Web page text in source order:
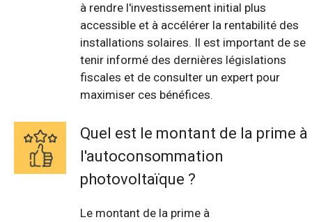
à rendre l'investissement initial plus
accessible et à accélérer la rentabilité des
installations solaires. Il est important de se
tenir informé des dernières législations
fiscales et de consulter un expert pour
maximiser ces bénéfices.
Quel est le montant de la prime à
l'autoconsommation
photovoltaïque ?
Le montant de la prime à